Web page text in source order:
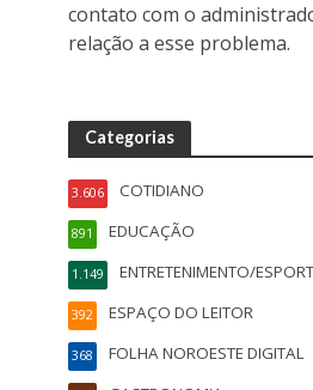
contato com o
relação a esse problema.
Categorias
COTIDIANO
3.606
EDUCAÇÃO
891
ENTRETENIMENTO/
1.149
ESPAÇO DO LEITOR
392
FOLHA NOROESTE DIGITAL
368